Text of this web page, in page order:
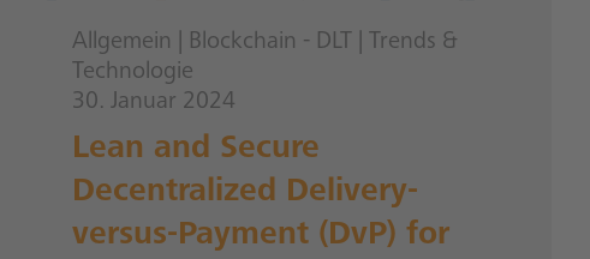
Allgemein Blockchain - DLT
Trends &
Technologie
30. Januar 2024
Lean and Secure
Decentralized Delivery-
versus-Payment (DvP) for